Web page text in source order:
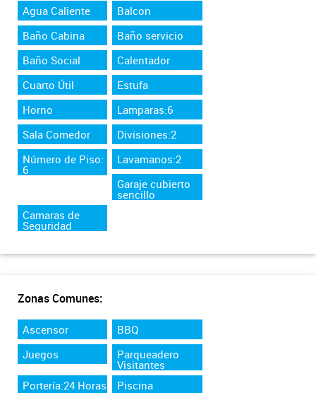
Agua Caliente
Balcon
Baño Cabina
Baño servicio
Baño Social
Calentador
Cuarto Útil
Estufa
Horno
Lamparas:6
Sala Comedor
Divisiones:2
Número de Piso:
6
Lavamanos:2
Garaje cubierto
sencillo
Camaras de
Seguridad
Zonas Comunes:
Ascensor
BBQ
Juegos
Parqueadero
Visitantes
Portería:24 Horas
Piscina